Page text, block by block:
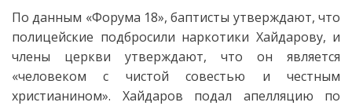
По данным «Форума 18», баптисты утверждают, что
полицейские подбросили наркотики Хайдарову, и
члены церкви утверждают, что он является
«человеком с чистой совестью и честным
христианином». Хайдаров подал апелляцию по